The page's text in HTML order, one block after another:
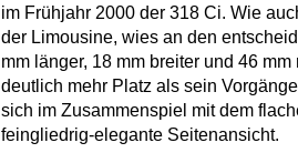
im Frühjahr 2000 der 318 Ci. Wie
der Limousine, wies an den
mm länger, 18 mm breiter und 46
deutlich mehr Platz als sein
sich im Zusammenspiel mit dem
feingliedrig-elegante Seitenansicht.